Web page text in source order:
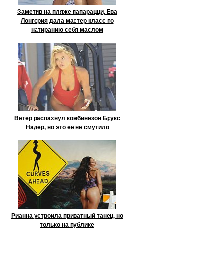
Заметив на пляже папарацци, Ева
Лонгория дала мастер класс по
натиранию себя маслом
Ветер распахнул комбинезон Брукс
Надер, но это её не смутило
Рианна устроила приватный танец, но
только на публике